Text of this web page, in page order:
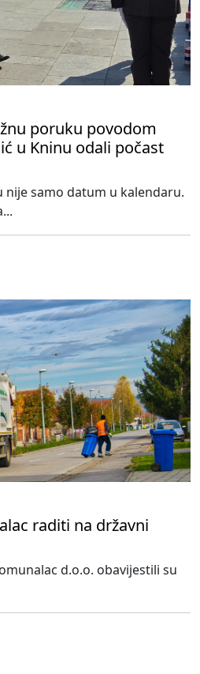
poruku povodom
u Kninu odali počast
nije samo datum u kalendaru.
raditi na državni
d.o.o. obavijestili su